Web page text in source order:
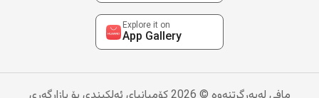
Explore it on
App Gallery